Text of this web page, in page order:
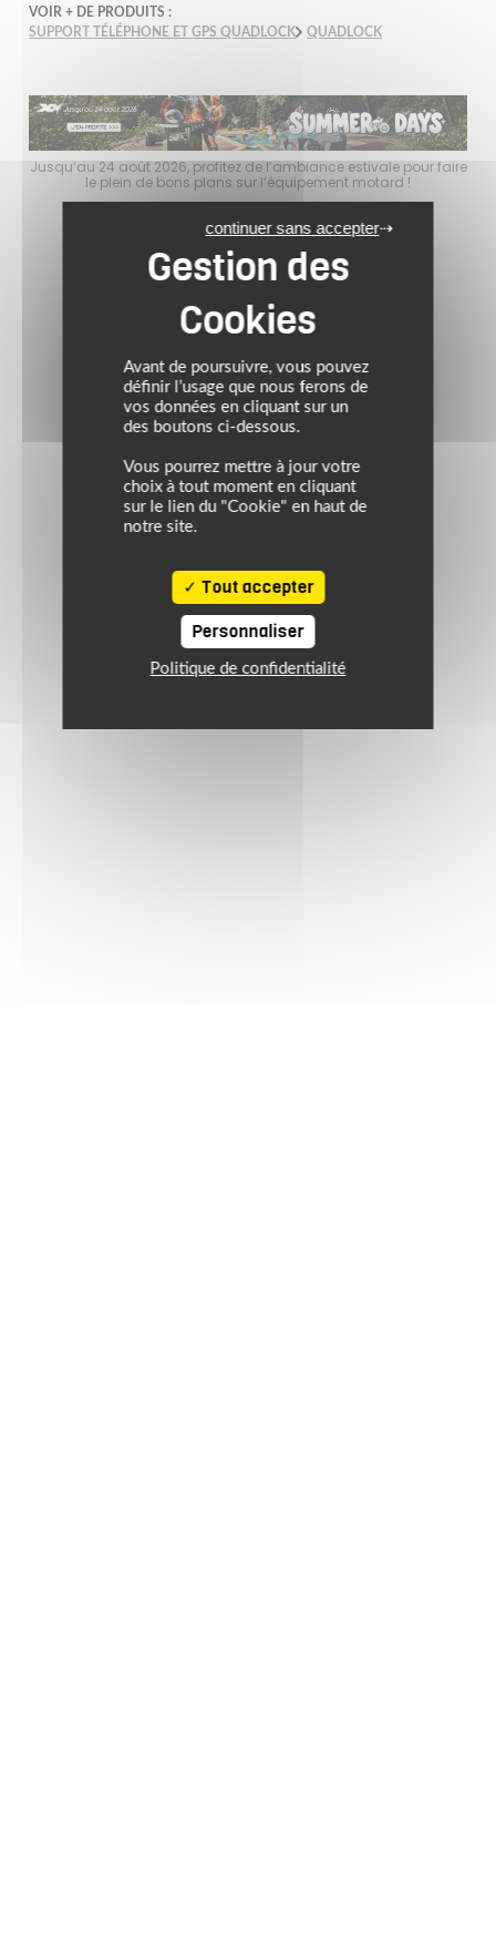
VOIR + DE PRODUITS :
SUPPORT TÉLÉPHONE ET GPS QUADLOCK
QUADLOCK
Jusqu’au 24 août 2026, profitez de l’ambiance estivale pour faire
le plein de bons plans sur l’équipement motard !
Avant de poursuivre, vous pouvez
définir l’usage que nous ferons de
vos données en cliquant sur un
des boutons ci-dessous.
Vous pourrez mettre à jour votre
choix à tout moment en cliquant
sur le lien du "Cookie" en haut de
notre site.
Tout accepter
continuer sans accepter
Personnaliser
Politique de confidentialité